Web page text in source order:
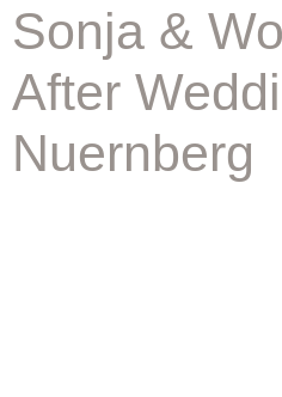
Sonja &
After
Nuernberg